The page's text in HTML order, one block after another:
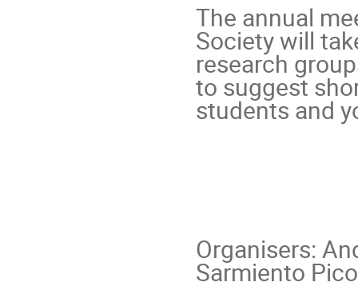
The annual
Society will
research
to suggest
students and
Organisers:
Sarmiento